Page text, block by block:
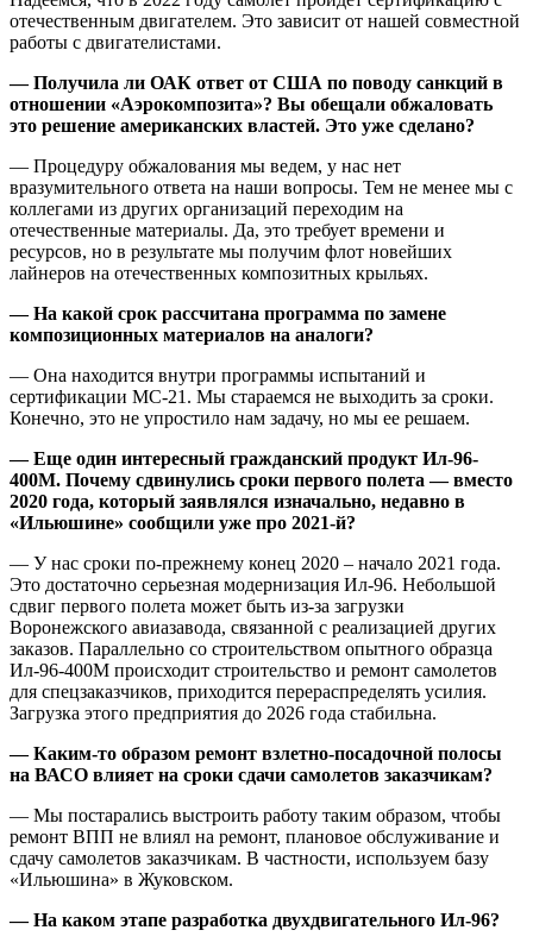
отечественным двигателем. Это зависит от нашей совместной
работы с двигателистами.
— Получила ли ОАК ответ от США по поводу санкций в
отношении «Аэрокомпозита»? Вы обещали обжаловать
это решение американских властей. Это уже сделано?
— Процедуру обжалования мы ведем, у нас нет
вразумительного ответа на наши вопросы. Тем не менее мы с
коллегами из других организаций переходим на
отечественные материалы. Да, это требует времени и
ресурсов, но в результате мы получим флот новейших
лайнеров на отечественных композитных крыльях.
— На какой срок рассчитана программа по замене
композиционных материалов на аналоги?
— Она находится внутри программы испытаний и
сертификации МС-21. Мы стараемся не выходить за сроки.
Конечно, это не упростило нам задачу, но мы ее решаем.
— Еще один интересный гражданский продукт Ил-96-
400М. Почему сдвинулись сроки первого полета — вместо
2020 года, который заявлялся изначально, недавно в
«Ильюшине» сообщили уже про 2021-й?
— У нас сроки по-прежнему конец 2020 – начало 2021 года.
Это достаточно серьезная модернизация Ил-96. Небольшой
сдвиг первого полета может быть из-за загрузки
Воронежского авиазавода, связанной с реализацией других
заказов. Параллельно со строительством опытного образца
Ил-96-400М происходит строительство и ремонт самолетов
для спецзаказчиков, приходится перераспределять усилия.
Загрузка этого предприятия до 2026 года стабильна.
— Каким-то образом ремонт взлетно-посадочной полосы
на ВАСО влияет на сроки сдачи самолетов заказчикам?
— Мы постарались выстроить работу таким образом, чтобы
ремонт ВПП не влиял на ремонт, плановое обслуживание и
сдачу самолетов заказчикам. В частности, используем базу
«Ильюшина» в Жуковском.
— На каком этапе разработка двухдвигательного Ил-96?